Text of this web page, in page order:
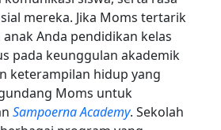
mereka. Jika Moms tertarik
Anda pendidikan kelas
pada keunggulan akademik
keterampilan hidup yang
Moms untuk
Sampoerna Academy. Sekolah